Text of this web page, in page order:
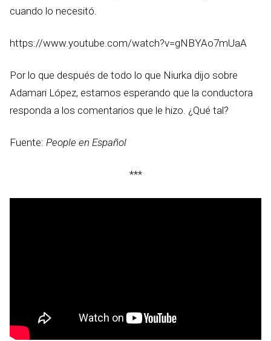
cuando lo necesitó.
https://www.youtube.com/watch?v=gNBYAo7mUaA
Por lo que después de todo lo que Niurka dijo sobre
Adamari López, estamos esperando que la conductora
responda a los comentarios que le hizo. ¿Qué tal?
Fuente: People en Español
***